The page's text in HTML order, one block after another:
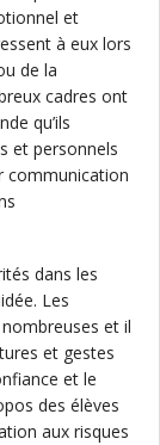
et
à eux lors
de la
cadres ont
qu’ils
et personnels
communication
dans les
Les
et il
et gestes
et le
des élèves
aux risques